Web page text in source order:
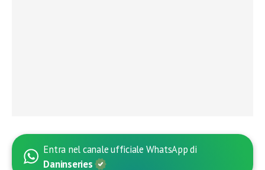
Entra nel canale ufficiale WhatsApp di
Daninseries